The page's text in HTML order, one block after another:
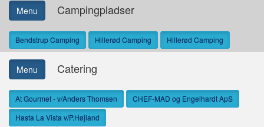
Menu Campingpladser
Bendstrup Camping Hillerød Camping Hillerød Camping
Menu Catering
At Gourmet - v/Anders Thomsen
CHEF-MAD og Engelhardt ApS
Hasta La Vista v/P.Højland